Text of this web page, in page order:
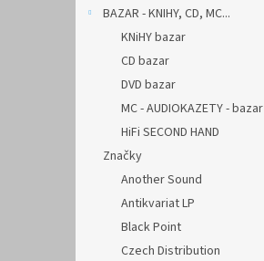
BAZAR - KNIHY, CD, MC...
KNiHY bazar
CD bazar
DVD bazar
MC - AUDIOKAZETY - bazar
HiFi SECOND HAND
Značky
Another Sound
Antikvariat LP
Black Point
Czech Distribution